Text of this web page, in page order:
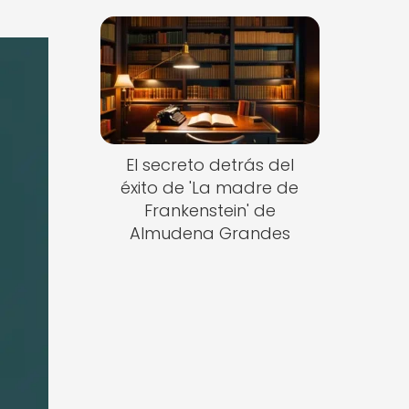
El secreto detrás del
éxito de 'La madre de
Frankenstein' de
Almudena Grandes